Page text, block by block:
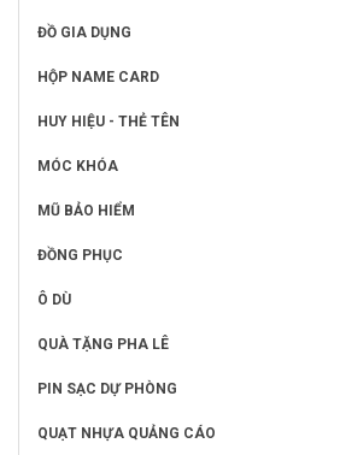
ĐỒ GIA DỤNG
HỘP NAME CARD
HUY HIỆU - THẺ TÊN
MÓC KHÓA
MŨ BẢO HIỂM
ĐỒNG PHỤC
Ô DÙ
QUÀ TẶNG PHA LÊ
PIN SẠC DỰ PHÒNG
QUẠT NHỰA QUẢNG CÁO